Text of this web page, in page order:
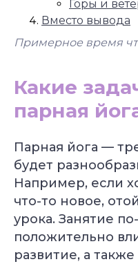
Горы и
Вместо вывода
Примерное время
Какие
парная
Парная йога —
будет
Например, если
что-то новое,
урока. Занятие
положительно
развитие, а